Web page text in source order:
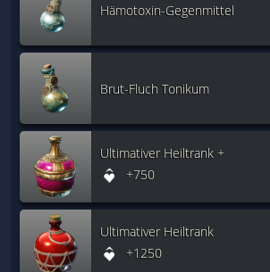
Hämotoxin-Gegenmittel
Brut-Fluch Tonikum
Ultimativer Heiltrank +
+750
Ultimativer Heiltrank
+1250